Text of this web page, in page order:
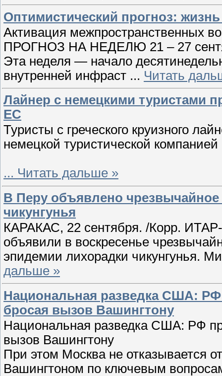
Оптимистический прогноз:
Активация межпространственных
ПРОГНОЗ НА НЕДЕЛЮ 21 – 27
Эта неделя — начало
внутренней инфраст ... Читать
Лайнер с немецкими туристами
ЕС
Туристы с греческого круизного
немецкой туристической
... Читать дальше »
В Перу объявлено чрезвычайное
чикунгунья
КАРАКАС, 22 сентября. /Корр.
объявили в воскресенье
эпидемии лихорадки чикунгунья.
дальше »
Национальная разведка США:
бросая вызов Вашингтону
Национальная разведка США: РФ
вызов Вашингтону
При этом Москва не отказывается
Вашингтоном по ключевым